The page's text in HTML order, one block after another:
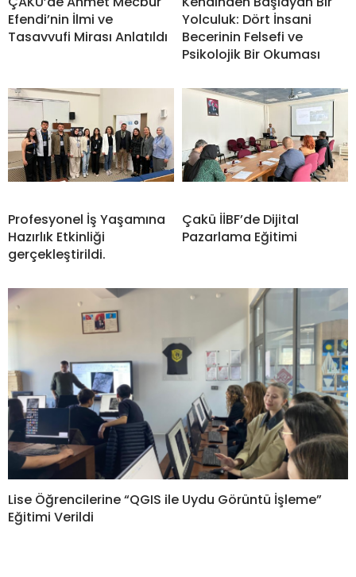
Efendi’nin İlmi ve
Tasavvufi Mirası Anlatıldı
Yolculuk: Dört İnsani
Becerinin Felsefi ve
Psikolojik Bir Okuması
Profesyonel İş Yaşamına
Hazırlık Etkinliği
gerçekleştirildi.
Çakü İİBF’de Dijital
Pazarlama Eğitimi
Lise Öğrencilerine “QGIS ile Uydu Görüntü İşleme”
Eğitimi Verildi